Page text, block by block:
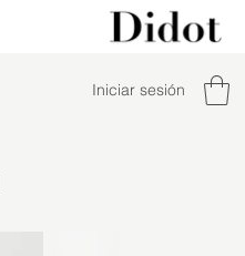
Iniciar sesión